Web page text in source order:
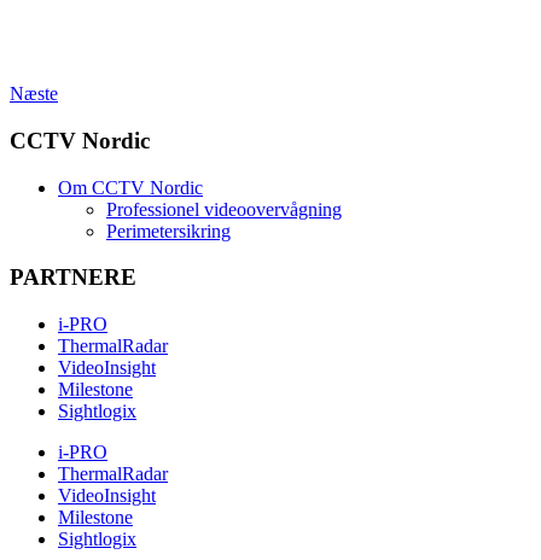
Næste
CCTV Nordic
Om CCTV Nordic
Professionel videoovervågning
Perimetersikring
PARTNERE
i-PRO
ThermalRadar
VideoInsight
Milestone
Sightlogix
i-PRO
ThermalRadar
VideoInsight
Milestone
Sightlogix